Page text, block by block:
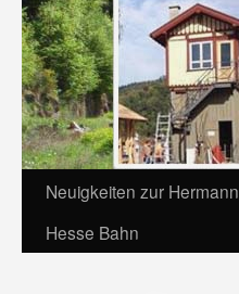
Neuigkeiten zur Hermann
Hesse Bahn